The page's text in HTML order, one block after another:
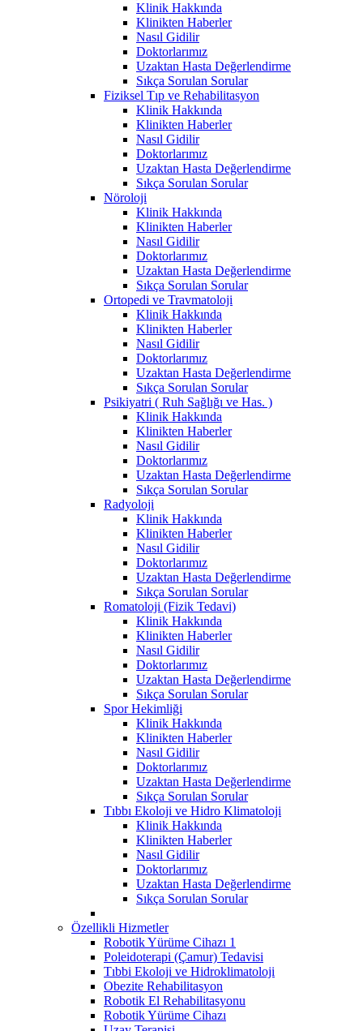
Klinik Hakkında
Klinikten Haberler
Nasıl Gidilir
Doktorlarımız
Uzaktan Hasta Değerlendirme
Sıkça Sorulan Sorular
Fiziksel Tıp ve Rehabilitasyon
Klinik Hakkında
Klinikten Haberler
Nasıl Gidilir
Doktorlarımız
Uzaktan Hasta Değerlendirme
Sıkça Sorulan Sorular
Nöroloji
Klinik Hakkında
Klinikten Haberler
Nasıl Gidilir
Doktorlarımız
Uzaktan Hasta Değerlendirme
Sıkça Sorulan Sorular
Ortopedi ve Travmatoloji
Klinik Hakkında
Klinikten Haberler
Nasıl Gidilir
Doktorlarımız
Uzaktan Hasta Değerlendirme
Sıkça Sorulan Sorular
Psikiyatri ( Ruh Sağlığı ve Has. )
Klinik Hakkında
Klinikten Haberler
Nasıl Gidilir
Doktorlarımız
Uzaktan Hasta Değerlendirme
Sıkça Sorulan Sorular
Radyoloji
Klinik Hakkında
Klinikten Haberler
Nasıl Gidilir
Doktorlarımız
Uzaktan Hasta Değerlendirme
Sıkça Sorulan Sorular
Romatoloji (Fizik Tedavi)
Klinik Hakkında
Klinikten Haberler
Nasıl Gidilir
Doktorlarımız
Uzaktan Hasta Değerlendirme
Sıkça Sorulan Sorular
Spor Hekimliği
Klinik Hakkında
Klinikten Haberler
Nasıl Gidilir
Doktorlarımız
Uzaktan Hasta Değerlendirme
Sıkça Sorulan Sorular
Tıbbı Ekoloji ve Hidro Klimatoloji
Klinik Hakkında
Klinikten Haberler
Nasıl Gidilir
Doktorlarımız
Uzaktan Hasta Değerlendirme
Sıkça Sorulan Sorular
Özellikli Hizmetler
Robotik Yürüme Cihazı 1
Poleidoterapi (Çamur) Tedavisi
Tıbbi Ekoloji ve Hidroklimatoloji
Obezite Rehabilitasyon
Robotik El Rehabilitasyonu
Robotik Yürüme Cihazı